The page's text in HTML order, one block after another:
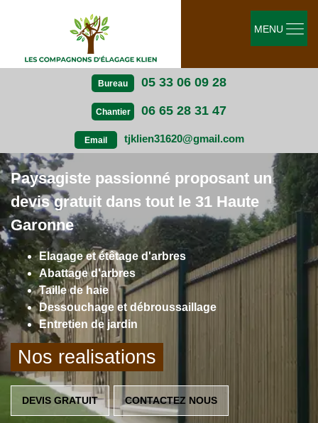
Bureau 05 33 06 09 28
Chantier 06 65 28 31 47
Email tjklien31620@gmail.com
MENU
Paysagiste passionné proposant un
devis gratuit dans tout le 31 Haute
Garonne
Elagage et étêtage d'arbres
Abattage d'arbres
Taille de haie
Dessouchage et débroussaillage
Entretien de jardin
Nos realisations
DEVIS GRATUIT CONTACTEZ NOUS